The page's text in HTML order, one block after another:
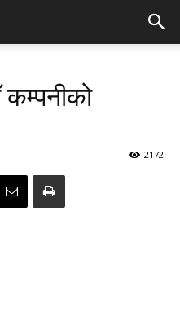
कम्पनीको
2172